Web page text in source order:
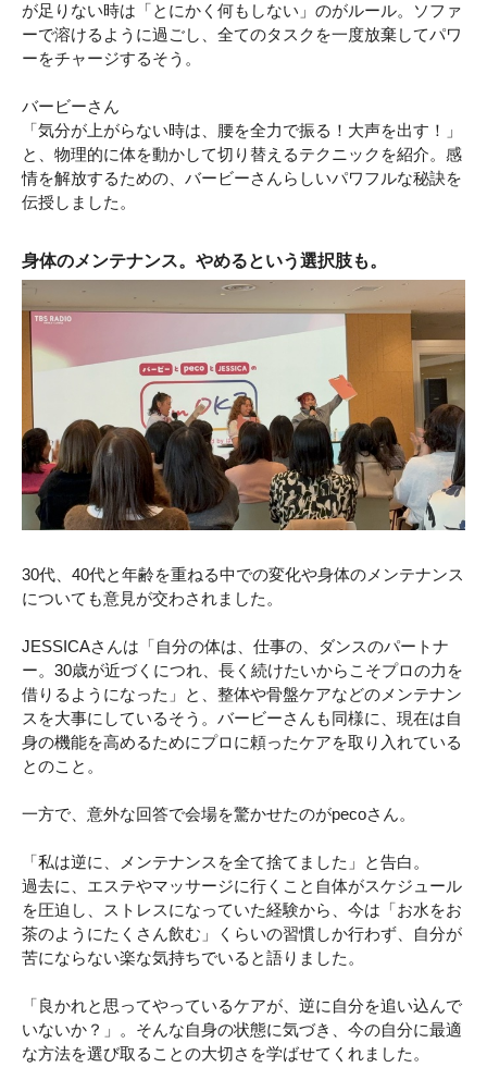
が足りない時は「とにかく何もしない」のがルール。ソファ
ーで溶けるように過ごし、全てのタスクを一度放棄してパワ
ーをチャージするそう。
バービーさん
「気分が上がらない時は、腰を全力で振る！大声を出す！」
と、物理的に体を動かして切り替えるテクニックを紹介。感
情を解放するための、バービーさんらしいパワフルな秘訣を
伝授しました。
身体のメンテナンス。やめるという選択肢も。
30代、40代と年齢を重ねる中での変化や身体のメンテナンス
についても意見が交わされました。
JESSICAさんは「自分の体は、仕事の、ダンスのパートナ
ー。30歳が近づくにつれ、長く続けたいからこそプロの力を
借りるようになった」と、整体や骨盤ケアなどのメンテナン
スを大事にしているそう。バービーさんも同様に、現在は自
身の機能を高めるためにプロに頼ったケアを取り入れている
とのこと。
一方で、意外な回答で会場を驚かせたのがpecoさん。
「私は逆に、メンテナンスを全て捨てました」と告白。
過去に、エステやマッサージに行くこと自体がスケジュール
を圧迫し、ストレスになっていた経験から、今は「お水をお
茶のようにたくさん飲む」くらいの習慣しか行わず、自分が
苦にならない楽な気持ちでいると語りました。
「良かれと思ってやっているケアが、逆に自分を追い込んで
いないか？」。そんな自身の状態に気づき、今の自分に最適
な方法を選び取ることの大切さを学ばせてくれました。